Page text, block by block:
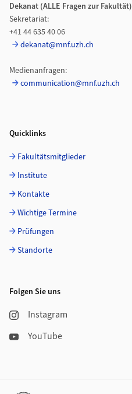
Dekanat (ALLE Fragen zur Fakultät)
Sekretariat:
+41 44 635 40 06
dekanat@mnf.uzh.ch
Medienanfragen:
communication@mnf.uzh.ch
Quicklinks
Fakultätsmitglieder
Institute
Kontakte
Wichtige Termine
Prüfungen
Standorte
Folgen Sie uns
Instagram
YouTube